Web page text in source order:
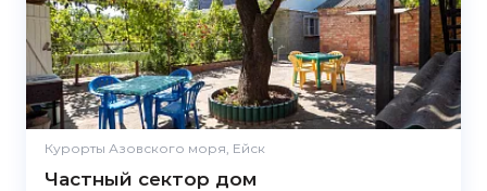
Курорты Азовского моря, Ейск
Частный сектор дом